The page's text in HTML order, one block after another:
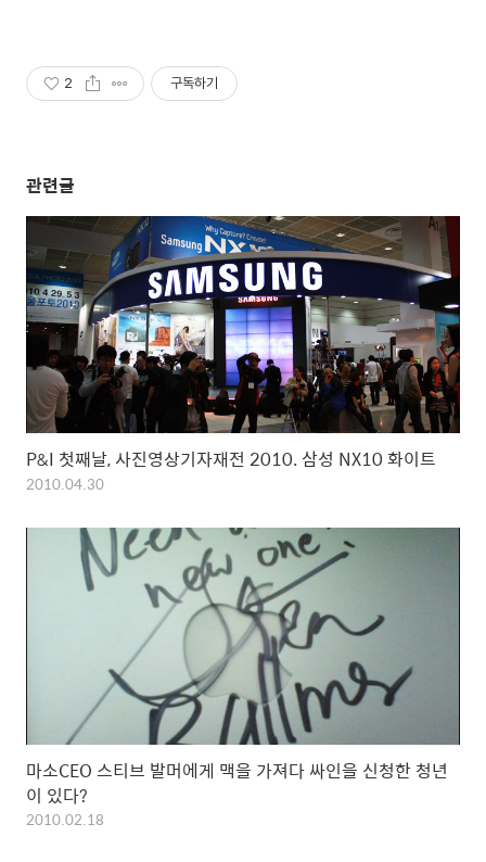
2 구독하기
관련글
P&I 첫째날, 사진영상기자재전 2010. 삼성 NX10 화이트
2010.04.30
마소CEO 스티브 발머에게 맥을 가져다 싸인을 신청한 청년
이 있다?
2010.02.18